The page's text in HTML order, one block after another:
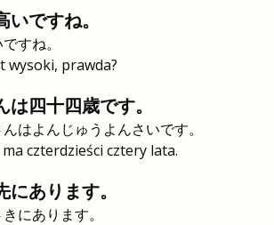
ですね。
すね。
wysoki, prawda?
四十四歳です。
はよんじゅうよんさいです。
czterdzieści cztery lata.
あります。
にあります。